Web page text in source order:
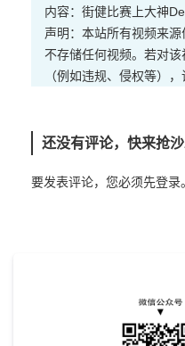
内容：街健比赛上大神
声明：本站所有视频来源
不存储任何视频。若对
（例如违规、侵权等）
还没有评论，快来抢沙
要发表评论，您必须先登录。